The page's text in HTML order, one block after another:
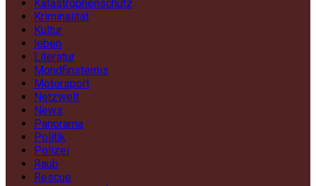
Katastrophenschutz
Kriminalität
Kultur
leben
Literatur
Mondfinsternis
Motorsport
Netzwelt
News
Panorama
Politik
Polizei
Raub
Rescue